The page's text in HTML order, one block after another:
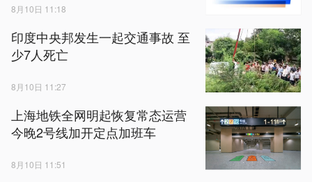
8月10日 11:18
印度中央邦发生一起交通事故 至
少7人死亡
8月10日 11:27
上海地铁全网明起恢复常态运营
今晚2号线加开定点加班车
8月10日 11:51